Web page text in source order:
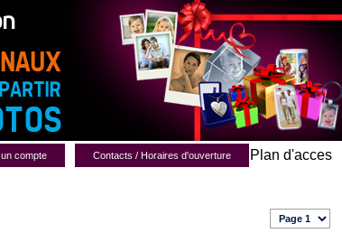
compte Contacts / Horaires d'ouverture Plan d'acces